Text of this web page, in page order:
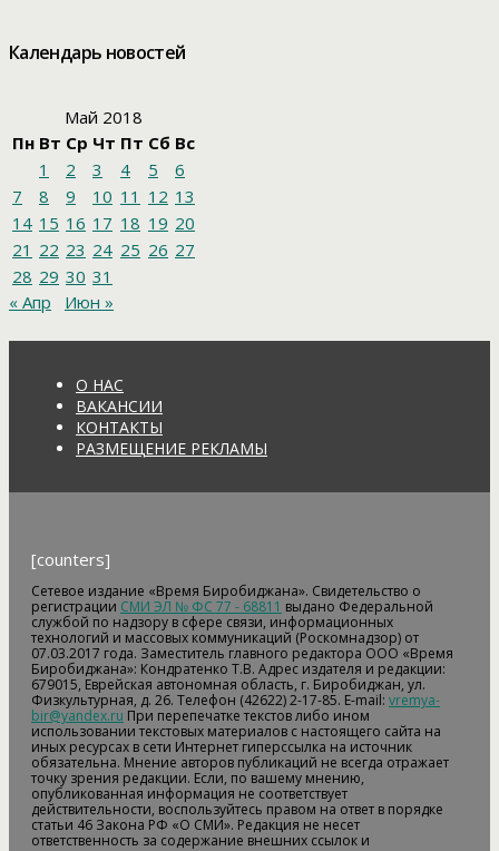
Календарь новостей
Май 2018
Пн Вт Ср Чт Пт Сб Вс
1
2 3 4 5
6
7
8 9 10 11 12 13
14 15 16 17 18 19 20
21 22 23 24 25 26 27
28 29 30 31
« Апр
Июн »
О НАС
ВАКАНСИИ
КОНТАКТЫ
РАЗМЕЩЕНИЕ РЕКЛАМЫ
[counters]
Сетевое издание «Время Биробиджана». Свидетельство о
регистрации СМИ ЭЛ № ФС 77 - 68811 выдано Федеральной
службой по надзору в сфере связи, информационных
технологий и массовых коммуникаций (Роскомнадзор) от
07.03.2017 года. Заместитель главного редактора ООО «Время
Биробиджана»: Кондратенко Т.В. Адрес издателя и редакции:
679015, Еврейская автономная область, г. Биробиджан, ул.
Физкультурная, д. 26. Телефон (42622) 2-17-85. E-mail: vremya-
bir@yandex.ru При перепечатке текстов либо ином
использовании текстовых материалов с настоящего сайта на
иных ресурсах в сети Интернет гиперссылка на источник
обязательна. Мнение авторов публикаций не всегда отражает
точку зрения редакции. Если, по вашему мнению,
опубликованная информация не соответствует
действительности, воспользуйтесь правом на ответ в порядке
статьи 46 Закона РФ «О СМИ». Редакция не несет
ответственность за содержание внешних ссылок и